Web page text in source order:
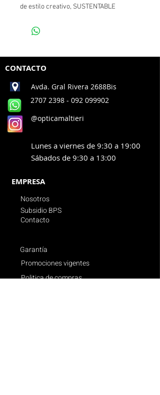
de estilo creativo, SUSTENTABLE
CONTACTO
Avda. Gral Rivera 2688Bis
2707 2398 - 092 099902
@opticamaltieri
Lunes a viernes de 9:30 a 19:00
Sábados de 9:30 a 13:00
EMPRESA
Nosotros
Subsidio BPS
Contacto
Garantía
Promociones vigentes
Politica de compras